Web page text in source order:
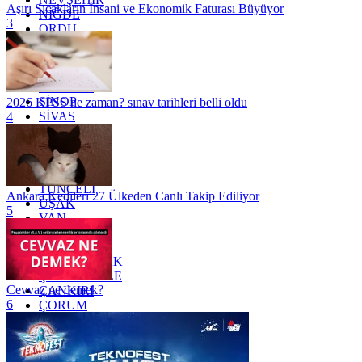
NİĞDE
ORDU
OSMANİYE
RİZE
SAKARYA
SAMSUN
SİNOP
SİVAS
SİİRT
TEKİRDAĞ
TOKAT
TRABZON
TUNCELİ
UŞAK
VAN
YALOVA
YOZGAT
ZONGULDAK
ÇANAKKALE
ÇANKIRI
ÇORUM
İSTANBUL
İZMİR
ŞANLIURFA
Aşırı Sıcakların İnsani ve Ekonomik Faturası Büyüyor
3
2026 KPSS ne zaman? sınav tarihleri belli oldu
4
Ankara Kedileri 27 Ülkeden Canlı Takip Ediliyor
5
Cevvaz ne demek?
6